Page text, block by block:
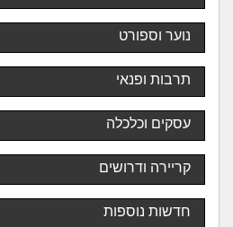
נוער וספורט
תרבות ופנאי
עסקים וכלכלה
קריירה ודרושים
חדשות נוספות